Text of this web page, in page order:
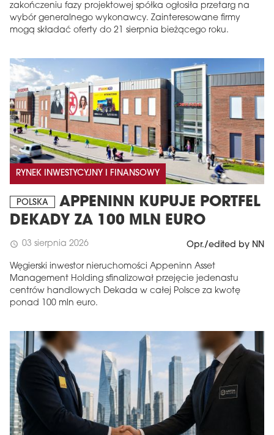
zakończeniu fazy projektowej spółka ogłosiła przetarg na
wybór generalnego wykonawcy. Zainteresowane firmy
mogą składać oferty do 21 sierpnia bieżącego roku.
RYNEK INWESTYCYJNY I FINANSOWY
POLSKA
APPENINN KUPUJE PORTFEL
DEKADY ZA 100 MLN EURO
schedule 03 sierpnia 2026 Opr./edited by NN
Węgierski inwestor nieruchomości Appeninn Asset
Management Holding sfinalizował przejęcie jedenastu
centrów handlowych Dekada w całej Polsce za kwotę
ponad 100 mln euro.